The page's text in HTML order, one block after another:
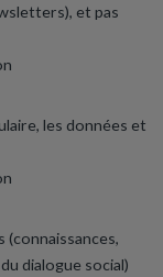
et pas
les données et
(connaissances,
dialogue social)